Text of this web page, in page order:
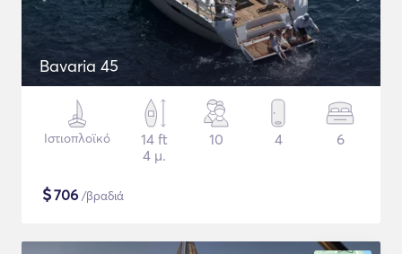
Bavaria 45
Ιστιοπλοϊκό
14 ft
4 μ.
10 4 6
$706 /βραδιά